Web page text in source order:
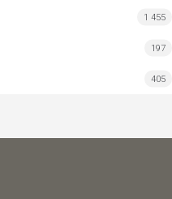
1 455
197
405